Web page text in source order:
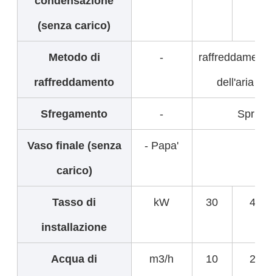
(senza carico)
Metodo di
raffreddamento
-
raffreddamento
dell'aria
Sfregamento -
Vaso finale (senza
carico)
- Papa'
Tasso di
installazione
kW 30 45
Acqua di
m3/h 10 20